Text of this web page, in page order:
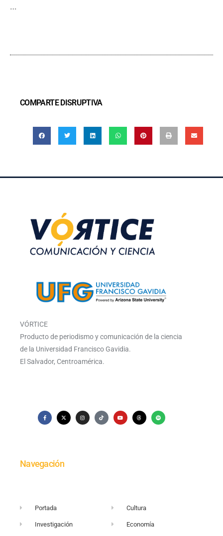
…
COMPARTE DISRUPTIVA
VÓRTICE
Producto de periodismo y comunicación de la ciencia
de la Universidad Francisco Gavidia.
El Salvador, Centroamérica.
Navegación
Portada
Investigación
Cultura
Economía